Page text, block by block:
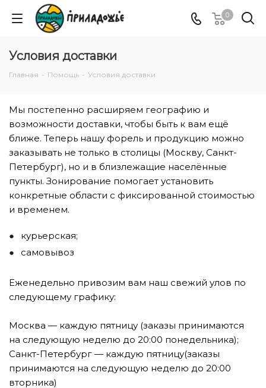
0
Условия доставки
Главная - Помощь - Условия доставки
Мы постепенно расширяем географию и
возможности доставки, чтобы быть к вам ещё
ближе. Теперь нашу форель и продукцию можно
заказывать не только в столицы (Москву, Санкт-
Петербург), но и в близлежащие населённые
пункты. Зонирование помогает установить
конкретные области с фиксированной стоимостью
и временем.
курьерская;
самовывоз
Еженедельно привозим вам наш свежий улов по
следующему графику:
Москва — каждую пятницу (заказы принимаются
на следующую неделю до 20:00 понедельника);
Санкт-Петербург — каждую пятницу(заказы
принимаются на следующую неделю до 20:00
вторника)